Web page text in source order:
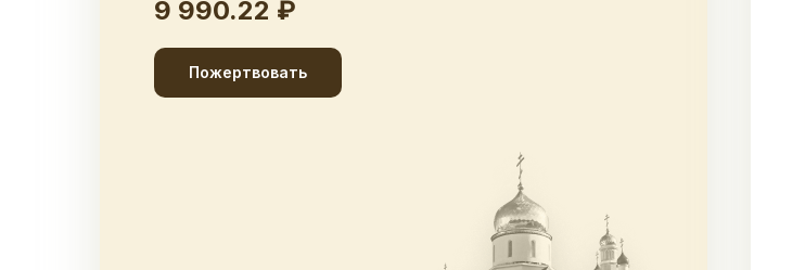
9 990.22 ₽
Пожертвовать